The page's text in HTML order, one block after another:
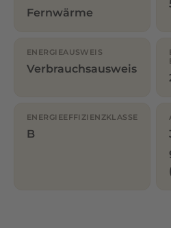
Fernwärme
ENERGIEAUSWEIS
Verbrauchsausweis
ENERGIEEFFIZIENZKLASSE
B